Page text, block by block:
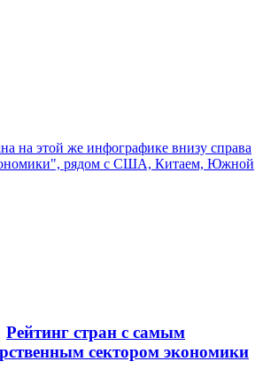
на этой же инфографике внизу справа
рядом с США, Китаем, Южной
Рейтинг стран с самым
сектором экономики